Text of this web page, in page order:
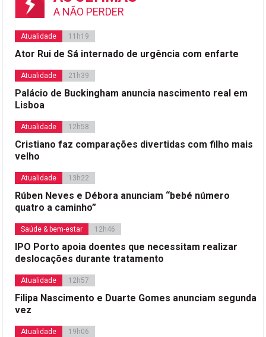
A NÃO PERDER
Atualidade 11h19
Ator Rui de Sá internado de urgência com enfarte
Atualidade 21h39
Palácio de Buckingham anuncia nascimento real em
Lisboa
Atualidade 12h58
Cristiano faz comparações divertidas com filho mais
velho
Atualidade 13h22
Rúben Neves e Débora anunciam “bebé número
quatro a caminho”
Saúde & bem-estar 12h46
IPO Porto apoia doentes que necessitam realizar
deslocações durante tratamento
Atualidade 12h57
Filipa Nascimento e Duarte Gomes anunciam segunda
vez
Atualidade 19h06